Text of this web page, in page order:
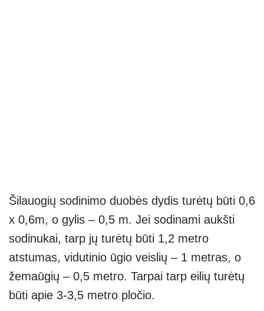
Šilauogių sodinimo duobės dydis turėtų būti 0,6
x 0,6m, o gylis – 0,5 m. Jei sodinami aukšti
sodinukai, tarp jų turėtų būti 1,2 metro
atstumas, vidutinio ūgio veislių – 1 metras, o
žemaūgių – 0,5 metro. Tarpai tarp eilių turėtų
būti apie 3-3,5 metro pločio.